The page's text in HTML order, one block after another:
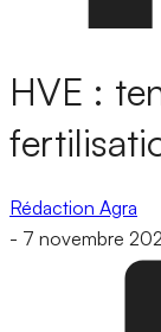
HVE :
Rédaction Agra
- 7 novembre